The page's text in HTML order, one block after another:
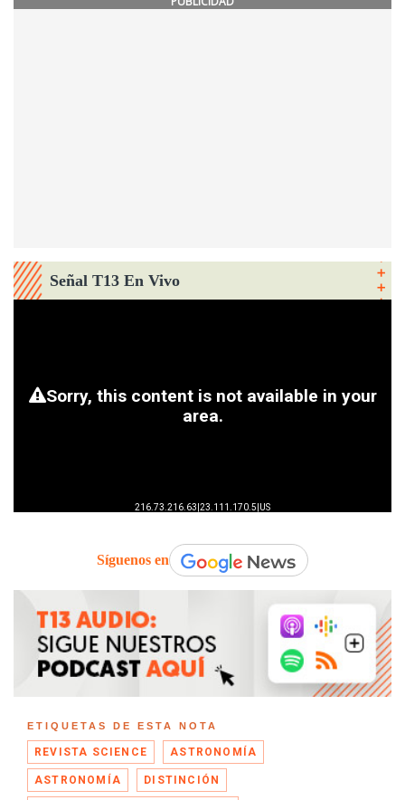
Señal T13 En Vivo
Síguenos en
ETIQUETAS DE ESTA NOTA
REVISTA SCIENCE ASTRONOMÍA
ASTRONOMÍA DISTINCIÓN